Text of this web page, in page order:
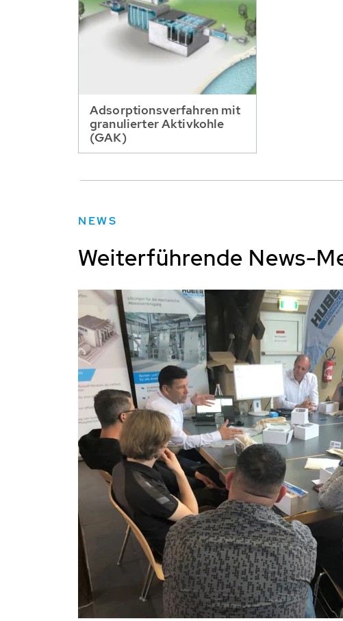
Adsorptionsverfahren mit
granulierter Aktivkohle
(GAK)
NEWS
Weiterführende News-